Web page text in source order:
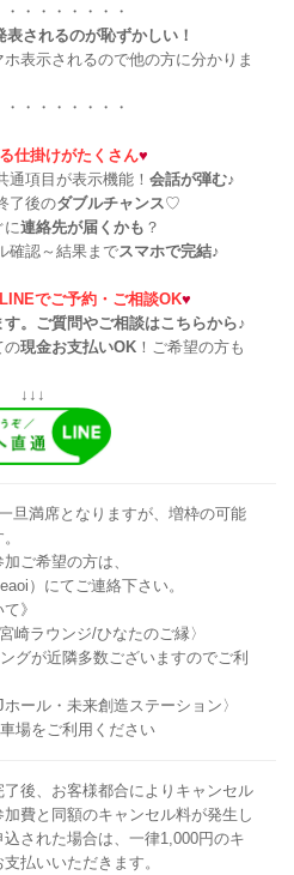
・・・・・・・
されるのが恥ずかしい！
表示されるので他の方に分かりま
・・・・・・・
仕掛けがたくさん♥
通項目が表示機能！ 会話が弾む♪
了後のダブルチャンス♡
連絡先が届くかも ？
確認～結果までスマホで完結♪
でご予約・ご相談OK♥
す。ご質問やご相談はこちらから♪
の現金お支払いOK ！ご希望の方も
旦満席となりますが、増枠の可能
ご希望の方は、
）にてご連絡下さい。
》
崎ラウンジ/ひなたのご縁〉
グが近隣多数ございますのでご利
ール・未来創造ステーション〉
場をご利用ください
了後、お客様都合によりキャンセル
費と同額のキャンセル料が発生し
込された場合は、一律1,000円のキ
払いいただきます。